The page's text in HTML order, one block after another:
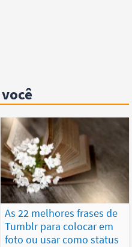
As 22 melhores frases de
Tumblr para colocar em
foto ou usar como status